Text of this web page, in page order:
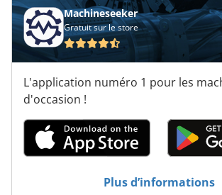
Machineseeker
Gratuit sur le store
L'application numéro 1 pour les
d'occasion !
Plus d’informations